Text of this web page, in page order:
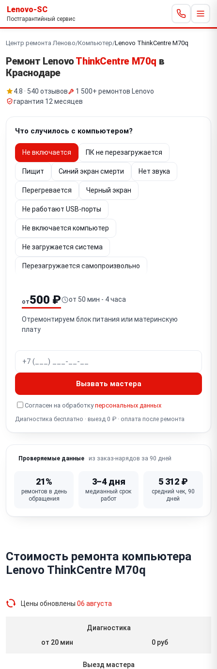
Lenovo-SC
Постгарантийный сервис
Центр ремонта Леново/Компьютер/Lenovo ThinkCentre M70q
Ремонт LenovoThinkCentre M70q в
Краснодаре
4.8 · 540 отзывов
1 500+ ремонтов Lenovo
гарантия 12 месяцев
Что случилось с компьютером?
Не включается ПК не перезагружается
Пищит Синий экран смерти Нет звука
Перегревается Черный экран
Не работают USB-порты
Не включается компьютер
Не загружается система
Перезагружается самопроизвольно
Шумит или греется Не работает сеть
Синий экран (BSOD) Не видит жёсткий диск
Не работает Wi-Fi
Не включается монитор
от500 ₽ от 50 мин - 4 часа
Отремонтируем блок питания или материнскую
плату
Вызвать мастера
Согласен на обработкуперсональных данных
Диагностика бесплатно · выезд 0 ₽ · оплата после ремонта
Проверяемые данные из заказ-нарядов за 90 дней
21%
ремонтов в день
обращения
3–4 дня
медианный срок
работ
5 312 ₽
средний чек, 90
дней
Стоимость ремонта компьютера
Lenovo ThinkCentre M70q
Цены обновлены 06 августа
Диагностика
от 20 мин
0 руб
Выезд мастера